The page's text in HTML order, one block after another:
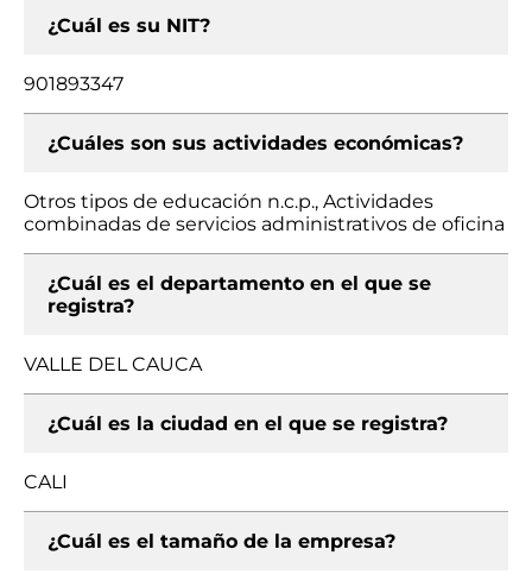
¿Cuál es su NIT?
901893347
¿Cuáles son sus actividades económicas?
Otros tipos de educación n.c.p., Actividades
combinadas de servicios administrativos de oficina
¿Cuál es el departamento en el que se
registra?
VALLE DEL CAUCA
¿Cuál es la ciudad en el que se registra?
CALI
¿Cuál es el tamaño de la empresa?